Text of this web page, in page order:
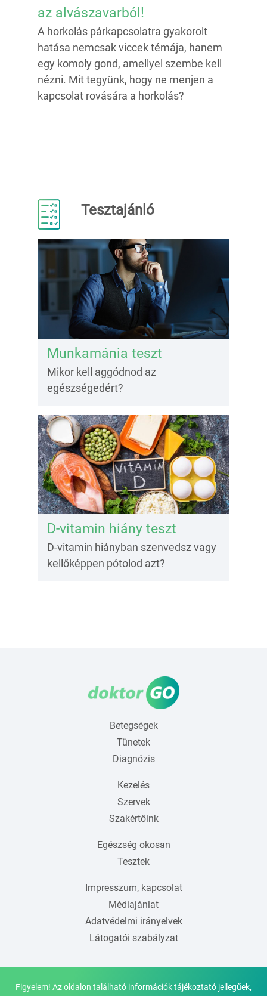
az alvászavarból!
A horkolás párkapcsolatra gyakorolt
hatása nemcsak viccek témája, hanem
egy komoly gond, amellyel szembe kell
nézni. Mit tegyünk, hogy ne menjen a
kapcsolat rovására a horkolás?
Tesztajánló
Munkamánia teszt
Mikor kell aggódnod az
egészségedért?
D-vitamin hiány teszt
D-vitamin hiányban szenvedsz vagy
kellőképpen pótolod azt?
Betegségek
Tünetek
Diagnózis
Kezelés
Szervek
Szakértőink
Egészség okosan
Tesztek
Impresszum, kapcsolat
Médiajánlat
Adatvédelmi irányelvek
Látogatói szabályzat
Figyelem! Az oldalon található információk tájékoztató jellegűek,